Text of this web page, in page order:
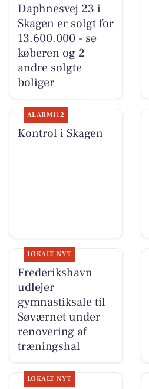
Daphnesvej 23 i
Skagen er solgt for
13.600.000 - se
køberen og 2
andre solgte
boliger
ALARM112
Kontrol i Skagen
LOKALT NYT
Frederikshavn
udlejer
gymnastiksale til
Søværnet under
renovering af
træningshal
LOKALT NYT